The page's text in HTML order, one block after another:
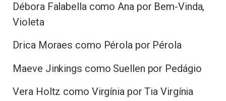
Débora Falabella como Ana por Bem-Vinda,
Violeta
Drica Moraes como Pérola por Pérola
Maeve Jinkings como Suellen por Pedágio
Vera Holtz como Virgínia por Tia Virgínia